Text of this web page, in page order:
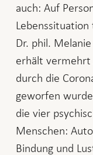
auch: Auf
Dr. phil.
erhält vermehrt
durch die
geworfen
die vier
Menschen:
Bindung und